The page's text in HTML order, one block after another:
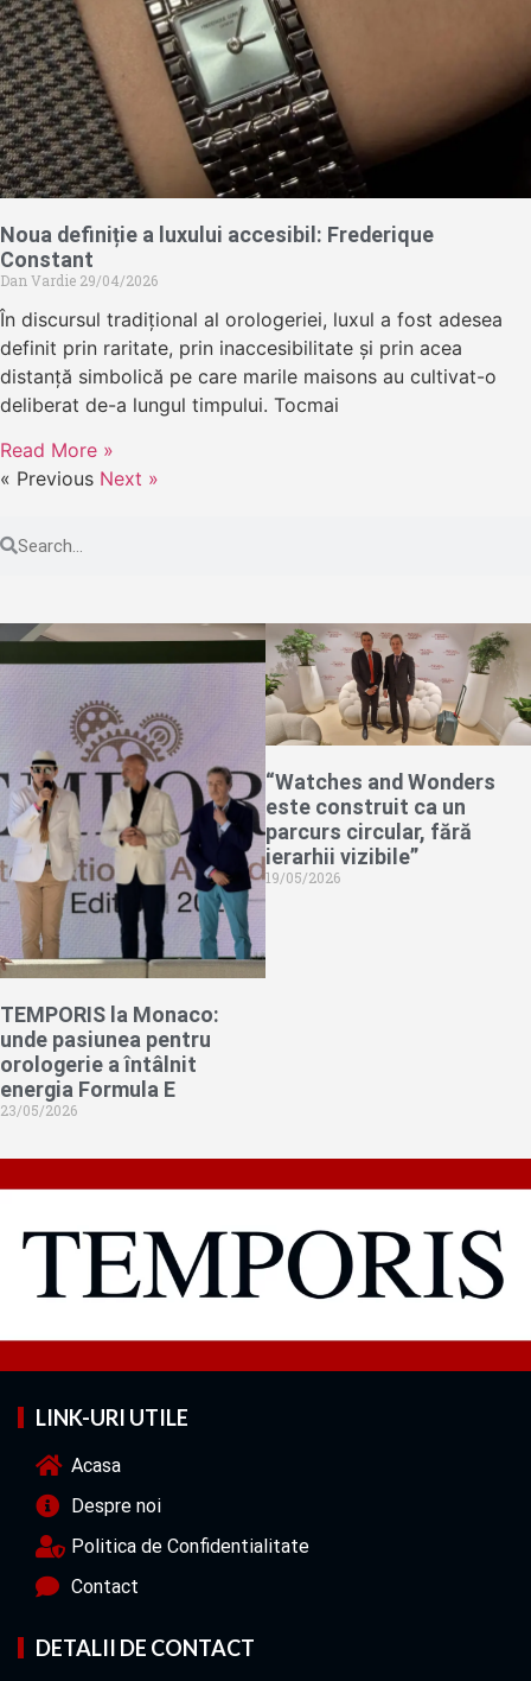
Noua definiție a luxului accesibil: Frederique
Constant
Dan Vardie 29/04/2026
În discursul tradițional al orologeriei, luxul a fost adesea
definit prin raritate, prin inaccesibilitate și prin acea
distanță simbolică pe care marile maisons au cultivat-o
deliberat de-a lungul timpului. Tocmai
Read More »
« Previous Next »
TEMPORIS la Monaco:
unde pasiunea pentru
orologerie a întâlnit
energia Formula E
23/05/2026
“Watches and Wonders
este construit ca un
parcurs circular, fără
ierarhii vizibile”
19/05/2026
LINK-URI UTILE
Acasa
Despre noi
Politica de Confidentialitate
Contact
DETALII DE CONTACT